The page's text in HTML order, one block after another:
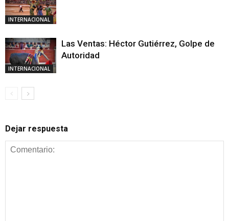
INTERNACIONAL
INTERNACIONAL
Las Ventas: Héctor Gutiérrez, Golpe de
Autoridad
Dejar respuesta